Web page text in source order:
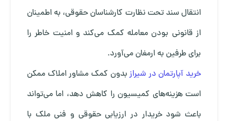
انتقال سند تحت نظارت کارشناسان حقوقی، به اطمینان
از قانونی بودن معامله کمک می‌کند و امنیت خاطر را
برای طرفین به ارمغان می‌آورد.
خرید آپارتمان در شیرازبدون کمک مشاور املاک ممکن
است هزینه‌های کمیسیون را کاهش دهد، اما می‌تواند
باعث شود خریدار در ارزیابی حقوقی و فنی ملک با